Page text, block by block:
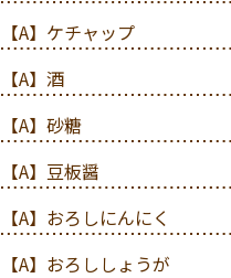
【A】ケチャップ
【A】酒
【A】砂糖
【A】豆板醤
【A】おろしにんにく
【A】おろししょうが